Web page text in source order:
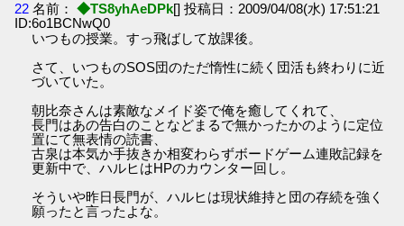
22 名前： ◆TS8yhAeDPk[] 投稿日：2009/04/08(水) 17:51:21
ID:6o1BCNwQ0
いつもの授業。すっ飛ばして放課後。
さて、いつものSOS団のただ惰性に続く団活も終わりに近
づいていた。
朝比奈さんは素敵なメイド姿で俺を癒してくれて、
長門はあの告白のことなどまるで無かったかのように定位
置にて無表情の読書、
古泉は本気か手抜きか相変わらずボードゲーム連敗記録を
更新中で、ハルヒはHPのカウンター回し。
そういや昨日長門が、ハルヒは現状維持と団の存続を強く
願ったと言ったよな。